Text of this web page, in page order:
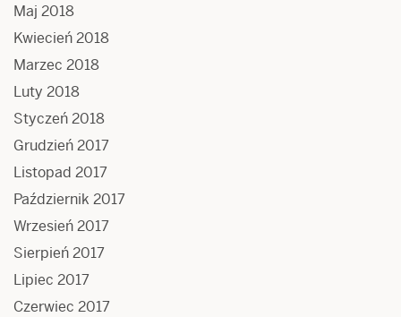
Maj 2018
Kwiecień 2018
Marzec 2018
Luty 2018
Styczeń 2018
Grudzień 2017
Listopad 2017
Październik 2017
Wrzesień 2017
Sierpień 2017
Lipiec 2017
Czerwiec 2017